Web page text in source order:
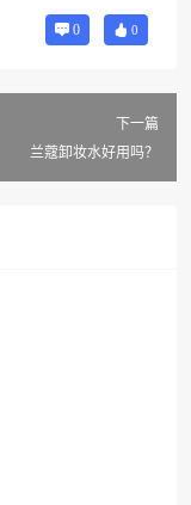
0 0
下一篇
兰蔻卸妆水好用吗？